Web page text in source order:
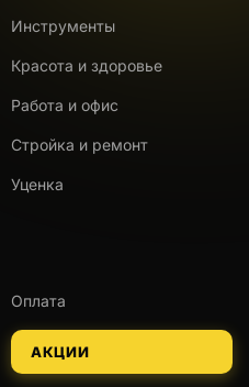
Инструменты
Красота и здоровье
Работа и офис
Стройка и ремонт
Уценка
Оплата
АКЦИИ